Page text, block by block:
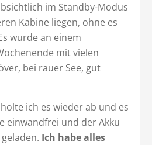
im Standby-Modus
Kabine liegen, ohne es
wurde an einem
mit vielen
bei rauer See, gut
ich es wieder ab und es
einwandfrei und der Akku
Ich habe alles